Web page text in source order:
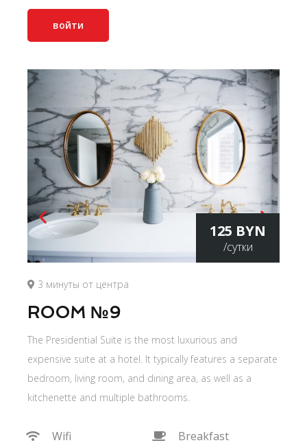
войти
125 BYN
/сутки
3 минуты от центра
ROOM №9
The Presidential Suite is the most luxurious and
expensive suite at a hotel. It typically features a separate
bedroom, living room, and dining area, as well as a
kitchenette and multiple bathrooms.
Wifi Breakfast